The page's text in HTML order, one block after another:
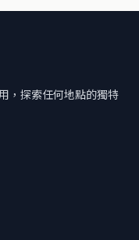
，探索任何地點的獨特